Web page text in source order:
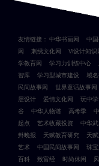
友情链接： 中华书画网 中
网
刺绣文化网 VI设计知识
学教育网
学习力训练中心
智库
学习型城市建设 域
民间故事网
世界童话故事网
层设计
爱情文化网 玩中学
谷
中华人物谱 高考季
起点
艺术收藏投资 中华
卦晚报
天赋教育研究 天
艺术
中国民间故事网 珠
百科
致富经 时尚休闲